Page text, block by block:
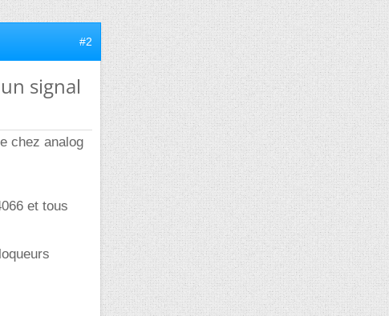
#2
signal
chez analog
et tous